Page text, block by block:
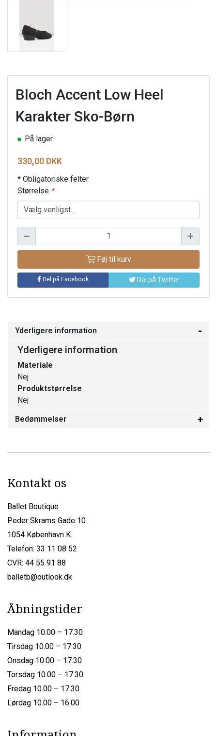
Bloch Accent Low Heel
Karakter Sko-Børn
På lager
330,00 DKK
* Obligatoriske felter
Størrelse *
Føj til kurv
Del på Facebook Del på Twitter
Yderligere information
Yderligere information
Materiale
Nej
Produktstørrelse
Nej
Bedømmelser
Kontakt os
Ballet Boutique
Peder Skrams Gade 10
1054 København K.
Telefon: 33 11 08 52
CVR: 44 55 91 88
balletb@outlook.dk
Åbningstider
Mandag 10.00 – 17.30
Tirsdag 10.00 – 17.30
Onsdag 10.00 – 17.30
Torsdag 10.00 – 17.30
Fredag 10.00 – 17.30
Lørdag 10.00 – 16.00